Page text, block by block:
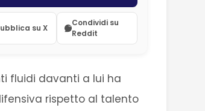
su X
Condividi su
Reddit
fluidi davanti a lui ha
rispetto al talento